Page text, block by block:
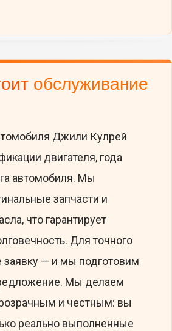
обслуживание
Джили Кулрей
двигателя, года
автомобиля. Мы
запчасти и
что гарантирует
Для точного
заявку — и мы подготовим
Мы делаем
и честным: вы
реально выполненные